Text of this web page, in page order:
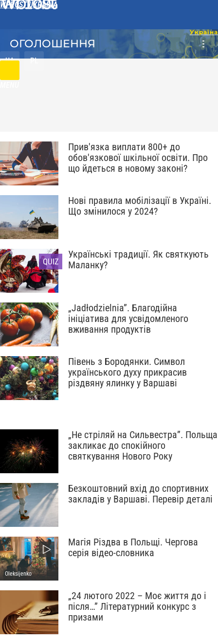
WPROST UKRAINA
UA PL
ОГОЛОШЕННЯ
Прив'язка виплати 800+ до
обов'язкової шкільної освіти. Про
що йдеться в новому законі?
Нові правила мобілізації в Україні.
Що змінилося у 2024?
Українські традиції. Як святкують
Маланку?
QUIZ
„Jadłodzielnia”. Благодійна
ініціатива для усвідомленого
вживання продуктів
Півень з Бородянки. Символ
українського духу прикрасив
різдвяну ялинку у Варшаві
„Не стріляй на Сильвестра”. Польща
закликає до спокійного
святкування Нового Року
Безкоштовний вхід до спортивних
закладів у Варшаві. Перевір деталі
Oleksijenko
Магія Різдва в Польщі. Чергова
серія відео-словника
„24 лютого 2022 – Моє життя до і
після…” Літературний конкурс з
призами